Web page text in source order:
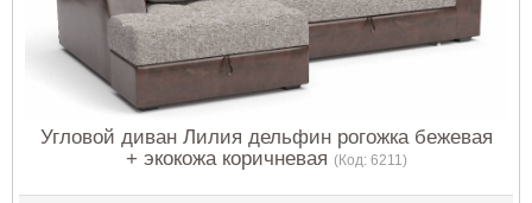
Угловой диван Лилия дельфин рогожка бежевая
+ экокожа коричневая (Код: 6211)